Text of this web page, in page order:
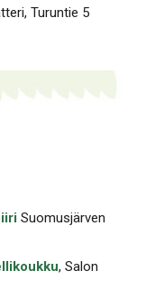
Turuntie 5
Suomusjärven
, Salon